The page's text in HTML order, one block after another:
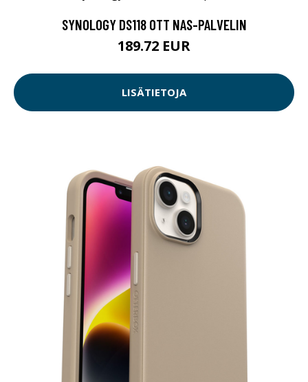
SYNOLOGY DS118 0TT NAS-PALVELIN
189.72 EUR
LISÄTIETOJA